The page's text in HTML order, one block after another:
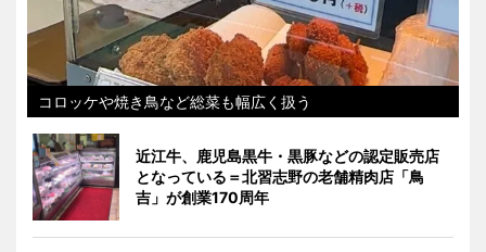
コロッケや焼き鳥など総菜も幅広く扱う
近江牛、鹿児島黒牛・黒豚などの認定販売店
となっている＝北習志野の老舗精肉店「鳥
吉」が創業170周年